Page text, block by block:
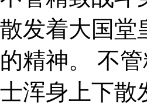
散发着大国堂
的精神。 不
士浑身上下散